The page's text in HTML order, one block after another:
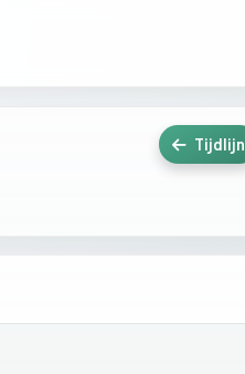
Tijdlijn